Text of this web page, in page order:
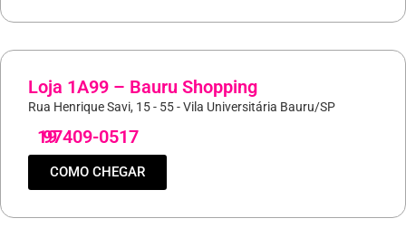
Loja 1A99 – Bauru Shopping
Rua Henrique Savi, 15 - 55 - Vila Universitária Bauru/SP
19
97409-0517
COMO CHEGAR